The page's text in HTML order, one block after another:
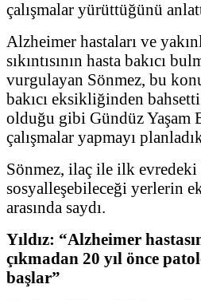
çalışmalar yürüttüğünü
Alzheimer hastaları ve
sıkıntısının hasta bakıcı
vurgulayan Sönmez, bu
bakıcı eksikliğinden
olduğu gibi Gündüz Yaşam
çalışmalar yapmayı
Sönmez, ilaç ile ilk evredeki
sosyalleşebileceği yerlerin
arasında saydı.
Yıldız: “Alzheimer
çıkmadan 20 yıl önce
başlar”